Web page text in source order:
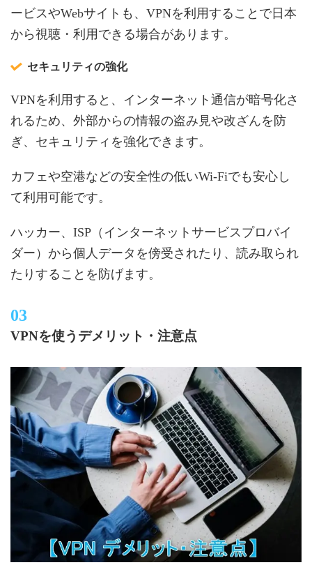
ービスやWebサイトも、VPNを利用することで日本
から視聴・利用できる場合があります。
セキュリティの強化
VPNを利用すると、インターネット通信が暗号化さ
れるため、外部からの情報の盗み見や改ざんを防
ぎ、セキュリティを強化できます。
カフェや空港などの安全性の低いWi-Fiでも安心し
て利用可能です。
ハッカー、ISP（インターネットサービスプロバイ
ダー）から個人データを傍受されたり、読み取られ
たりすることを防げます。
VPNを使うデメリット・注意点